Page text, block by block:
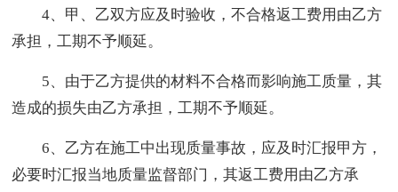
4、甲、乙双方应及时验收，不合格返工费用由乙方
承担，工期不予顺延。
5、由于乙方提供的材料不合格而影响施工质量，其
造成的损失由乙方承担，工期不予顺延。
6、乙方在施工中出现质量事故，应及时汇报甲方，
必要时汇报当地质量监督部门，其返工费用由乙方承